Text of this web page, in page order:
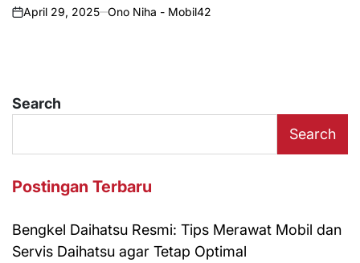
on
April 29, 2025 Ono Niha - Mobil42
Search
Search
Postingan Terbaru
Bengkel Daihatsu Resmi: Tips Merawat Mobil dan
Servis Daihatsu agar Tetap Optimal